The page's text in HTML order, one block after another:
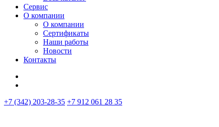
Сервис
О компании
О компании
Сертификаты
Наши работы
Новости
Контакты
+7 (342) 203-28-35 +7 912 061 28 35